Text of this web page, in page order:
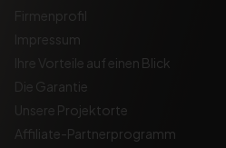
Firmenprofil
Impressum
Ihre Vorteile auf einen Blick
Die Garantie
Unsere Projektorte
Affiliate-Partnerprogramm